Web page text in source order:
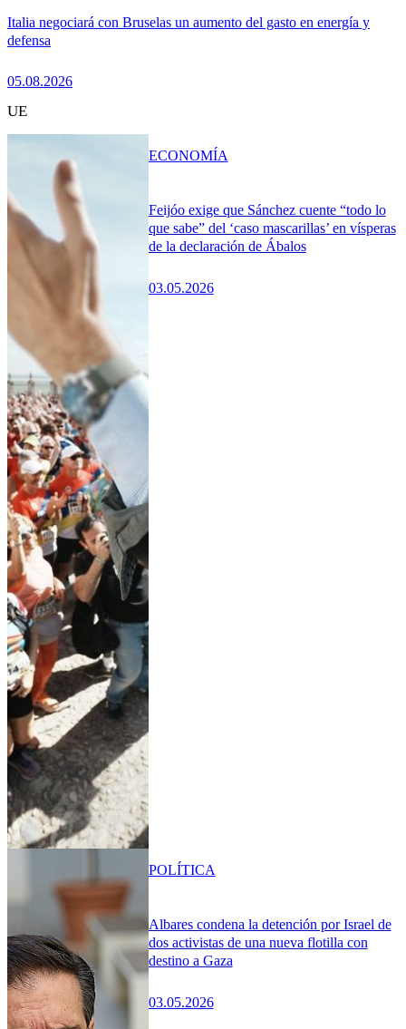
Italia negociará con Bruselas un aumento del gasto en energía y
defensa
05.08.2026
UE
Feijóo exige que Sánchez cuente “todo lo
que sabe” del ‘caso mascarillas’ en vísperas
de la declaración de Ábalos
03.05.2026
ECONOMÍA
Albares condena la detención por Israel de
dos activistas de una nueva flotilla con
destino a Gaza
03.05.2026
POLÍTICA